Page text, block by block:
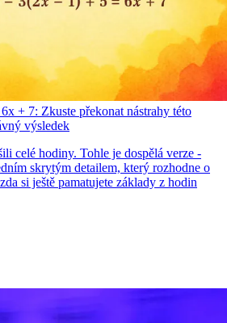
+ 7: Zkuste překonat nástrahy této
výsledek
celé hodiny. Tohle je dospělá verze -
skrytým detailem, který rozhodne o
si ještě pamatujete základy z hodin